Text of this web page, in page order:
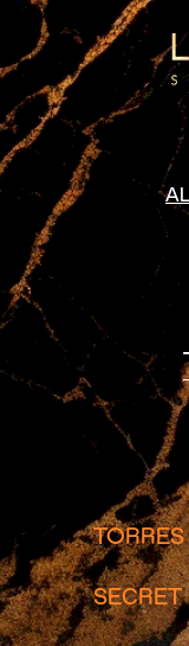
TINTO
TORRES
SECRET